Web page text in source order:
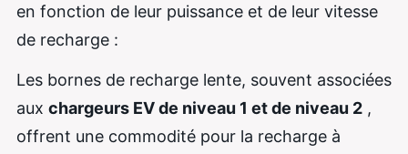
en fonction de leur puissance et de leur vitesse
de recharge :
Les bornes de recharge lente, souvent associées
aux chargeurs EV de niveau 1 et de niveau 2 ,
offrent une commodité pour la recharge à